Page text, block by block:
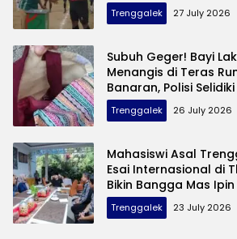
Trenggalek 27 July 2026
Subuh Geger! Bayi
Menangis di Teras
Banaran, Polisi
Pembuangan
Trenggalek 26 July 2026
Mahasiswi Asal
Esai Internasional di
Bikin Bangga Mas Ipin
Trenggalek 23 July 2026